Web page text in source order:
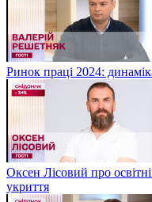
Ринок праці 2024:
Оксен Лісовий про
укриття